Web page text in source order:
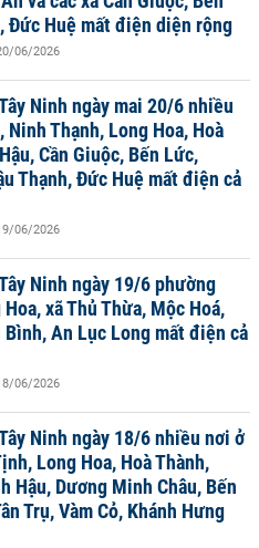
Đức Huệ mất điện diện rộng
06/2026
Ninh ngày mai 20/6 nhiều
Ninh Thạnh, Long Hoa, Hoà
Cần Giuộc, Bến Lức,
Thạnh, Đức Huệ mất điện cả
06/2026
Ninh ngày 19/6 phường
xã Thủ Thừa, Mộc Hoá,
Bình, An Lục Long mất điện cả
06/2026
Ninh ngày 18/6 nhiều nơi ở
Long Hoa, Hoà Thành,
Hậu, Dương Minh Châu, Bến
Trụ, Vàm Cỏ, Khánh Hưng